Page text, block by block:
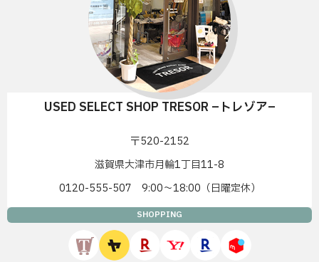
USED SELECT SHOP TRESOR –トレゾア–
〒520-2152
滋賀県大津市月輪1丁目11-8
0120-555-507 9:00〜18:00（日曜定休）
SHOPPING